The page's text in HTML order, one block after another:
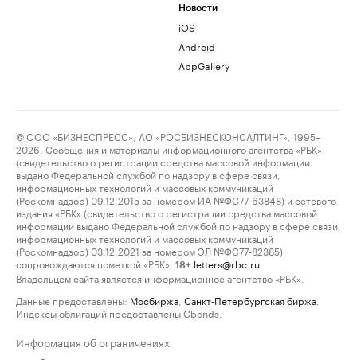
Новости
iOS
Android
AppGallery
© ООО «БИЗНЕСПРЕСС», АО «РОСБИЗНЕСКОНСАЛТИНГ», 1995–
2026. Сообщения и материалы информационного агентства «РБК»
(свидетельство о регистрации средства массовой информации
выдано Федеральной службой по надзору в сфере связи,
информационных технологий и массовых коммуникаций
(Роскомнадзор) 09.12.2015 за номером ИА №ФС77-63848) и сетевого
издания «РБК» (свидетельство о регистрации средства массовой
информации выдано Федеральной службой по надзору в сфере связи,
информационных технологий и массовых коммуникаций
(Роскомнадзор) 03.12.2021 за номером ЭЛ №ФС77-82385)
сопровождаются пометкой «РБК».
18+ letters@rbc.ru
Владельцем сайта является информационное агентство «РБК».
Данные предоставлены: Мосбиржа Санкт-Петербургская биржа
Индексы облигаций предоставлены Cbonds.
Информация об ограничениях